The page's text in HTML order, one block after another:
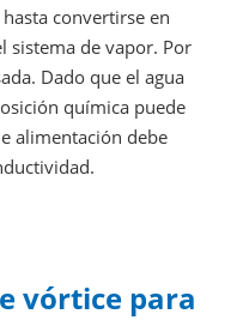
convertirse en
sistema de vapor. Por
Dado que el agua
química puede
alimentación debe
vórtice para